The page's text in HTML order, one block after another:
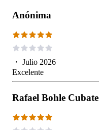
Anónima
・ Julio 2026
Excelente
Rafael Bohle Cubate